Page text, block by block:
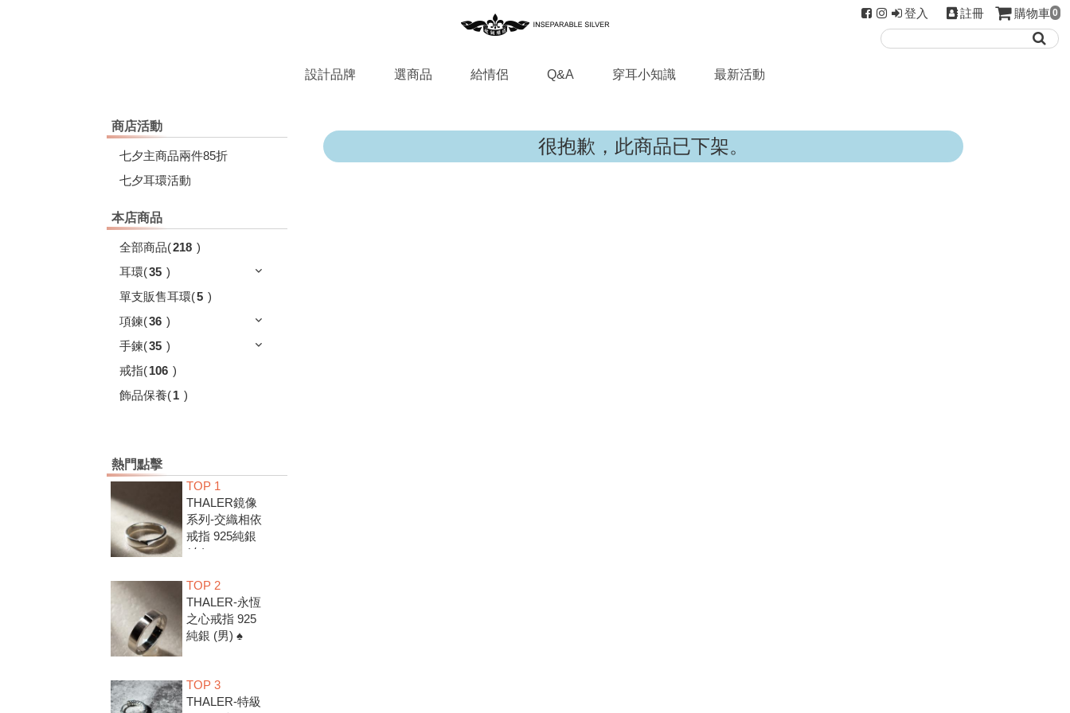
登入 註冊 購物車 0
設計品牌 選商品 給情侶 Q&A 穿耳小知識 最新活動
商店活動
七夕主商品兩件85折
七夕耳環活動
本店商品
全部商品(218 )
耳環(35 )
單支販售耳環(5 )
項鍊(36 )
手鍊(35 )
戒指(106 )
飾品保養(1 )
熱門點擊
TOP 1
THALER鏡像
系列-交織相依
戒指 925純銀
(女) ♠
TOP 2
THALER-永恆
之心戒指 925
純銀 (男) ♠
TOP 3
THALER-特級
很抱歉，此商品已下架。